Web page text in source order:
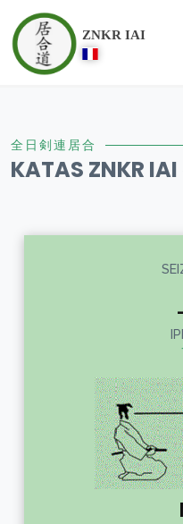
ZNKR IAI
全日剣連居合
KATAS ZNKR IAI